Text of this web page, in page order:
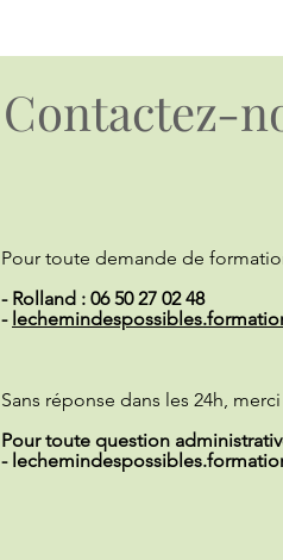
Contactez-
Pour toute demande de
- Rolland : 06 50 27 02 48
-
Sans réponse dans les 24h,
Pour toute question
-